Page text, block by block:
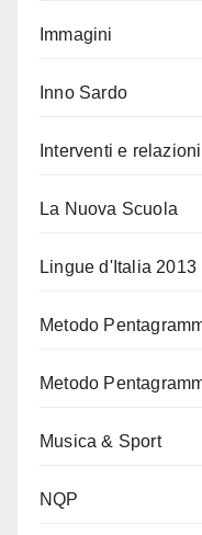
Immagini
Inno Sardo
Interventi e relazioni
La Nuova Scuola
Lingue d'Italia 2013
Metodo
Metodo
Musica & Sport
NQP